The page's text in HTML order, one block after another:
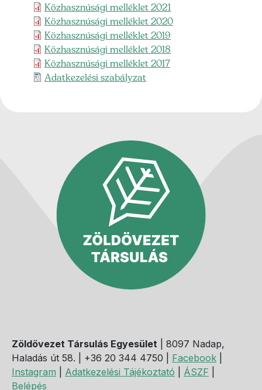
Közhasznúsági melléklet 2021
Közhasznúsági melléklet 2020
Közhasznúsági melléklet 2019
Közhasznúsági melléklet 2018
Közhasznúsági melléklet 2017
Adatkezelési szabályzat
Zöldövezet Társulás Egyesület | 8097 Nadap,
Haladás út 58. | +36 20 344 4750 | Facebook
Instagram
Adatkezelési Tájékoztató ÁSZF
Belépés